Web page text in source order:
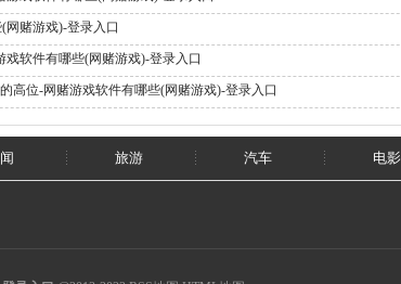
网赌游戏)-登录入口
戏软件有哪些(网赌游戏)-登录入口
高位-网赌游戏软件有哪些(网赌游戏)-登录入口
旅游 汽车 电影